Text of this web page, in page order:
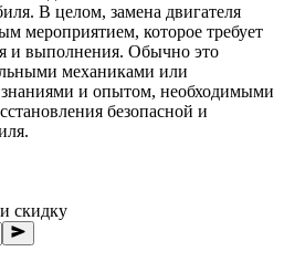
В целом, замена двигателя
мероприятием, которое требует
и выполнения. Обычно это
механиками или
и опытом, необходимыми
безопасной и
скидку